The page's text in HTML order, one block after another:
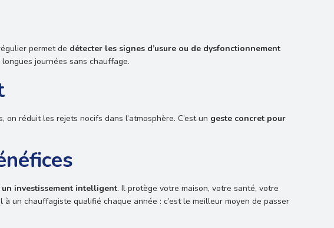
permet de détecter les signes d’usure ou de dysfonctionnement
journées sans chauffage.
réduit les rejets nocifs dans l’atmosphère. C’est un geste concret pour
un investissement intelligent. Il protège votre maison, votre santé, votre
un chauffagiste qualifié chaque année : c’est le meilleur moyen de passer